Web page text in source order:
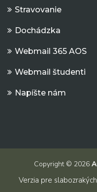
Stravovanie
Dochádzka
Webmail 365 AOS
Webmail študenti
Napíšte nám
Copyright © 2026
Verzia pre slabozrakých